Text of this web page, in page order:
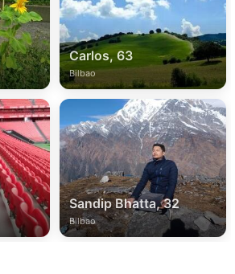
Carlos, 63
Bilbao
Sandip Bhatta, 32
Bilbao